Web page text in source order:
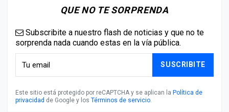
QUE NO TE SORPRENDA
Subscribite a nuestro flash de noticias y que no te
sorprenda nada cuando estas en la vía pública.
SUSCRIBITE
Este sitio está protegido por reCAPTCHA y se aplican la Política de
privacidad de Google y los Términos de servicio.